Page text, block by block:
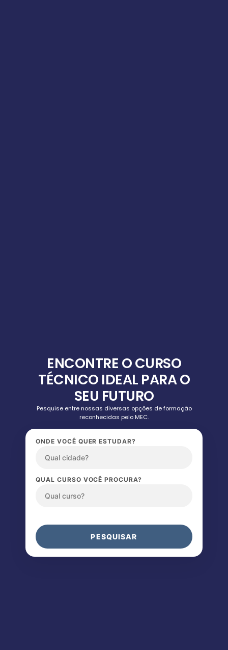
ENCONTRE O CURSO
TÉCNICO IDEAL PARA O
SEU FUTURO
Pesquise entre nossas diversas opções de formação
reconhecidas pelo MEC.
ONDE VOCÊ QUER ESTUDAR?
QUAL CURSO VOCÊ PROCURA?
PESQUISAR